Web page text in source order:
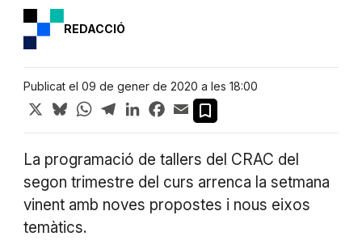
REDACCIÓ
Publicat el 09 de gener de 2020 a les 18:00
X BlueskyWhatsApp
TelegramLinkedInFacebook
Email
La programació de tallers del CRAC del
segon trimestre del curs arrenca la setmana
vinent amb noves propostes i nous eixos
temàtics.